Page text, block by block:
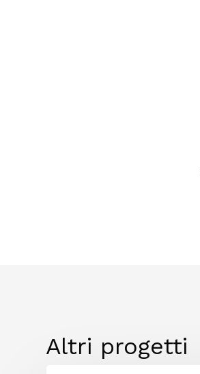
Altri progetti